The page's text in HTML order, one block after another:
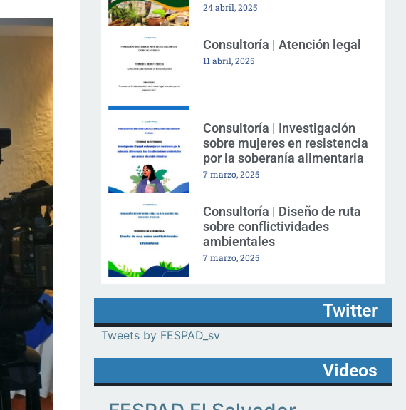
24 abril, 2025
Consultoría | Atención legal
11 abril, 2025
Consultoría | Investigación
sobre mujeres en resistencia
por la soberanía alimentaria
7 marzo, 2025
Consultoría | Diseño de ruta
sobre conflictividades
ambientales
7 marzo, 2025
Twitter
Tweets by FESPAD_sv
Videos